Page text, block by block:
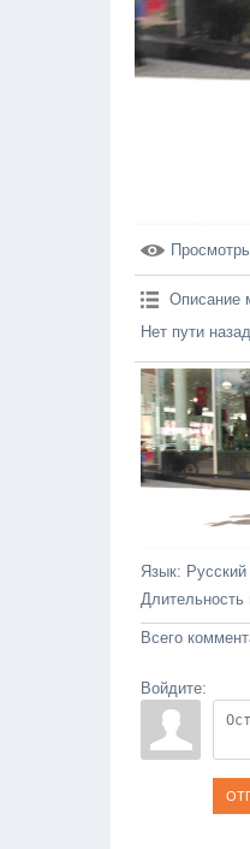
Описание
Нет пути
Язык: Русский
Длительность
Всего
Войдите: